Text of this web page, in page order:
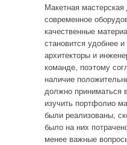
Макетная
современное
качественные
становится удобнее
архитекторы и
команде, поэтому
наличие
должно приниматься
изучить портфолио
были реализованы,
было на них
менее важные